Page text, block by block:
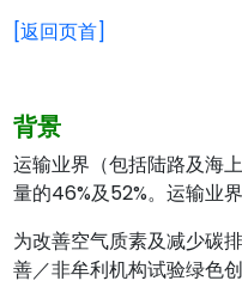
[返回页首]
背景
运输业界（包括陆路及海
量的46%及52%。运输业
为改善空气质素及减少碳
善／非牟利机构试验绿色创